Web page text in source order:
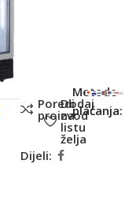
Poredi
proizvod
Dodaj
na
listu
želja
Dijeli:
Metode
plaćanja: